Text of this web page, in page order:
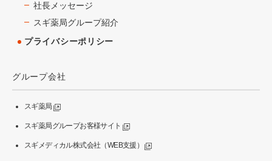
社長メッセージ
スギ薬局グループ紹介
プライバシーポリシー
グループ会社
スギ薬局
スギ薬局グループお客様サイト
スギメディカル株式会社（WEB支援）